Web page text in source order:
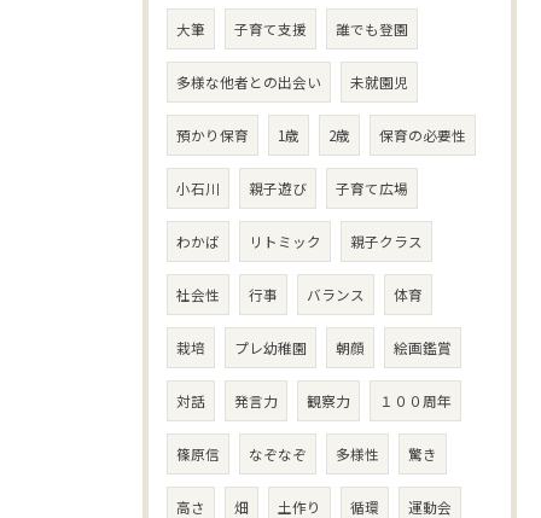
大筆 子育て支援 誰でも登園
多様な他者との出会い 未就園児
預かり保育 1歳 2歳 保育の必要性
小石川 親子遊び 子育て広場
わかば リトミック 親子クラス
社会性 行事 バランス 体育
栽培 プレ幼稚園 朝顔 絵画鑑賞
対話 発言力 観察力 １００周年
篠原信 なぞなぞ 多様性 驚き
高さ 畑 土作り 循環 運動会